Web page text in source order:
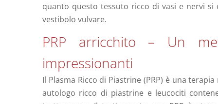
quanto questo tessuto ricco di vasi e nervi
vestibolo vulvare.
PRP arricchito – Un
impressionanti
Il Plasma Ricco di Piastrine (PRP) è una
autologo ricco di piastrine e leucociti